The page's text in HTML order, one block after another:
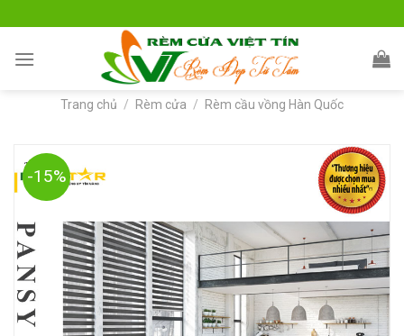
to
content
Trang chủ / Rèm cửa / Rèm cầu vồng Hàn Quốc
-15%